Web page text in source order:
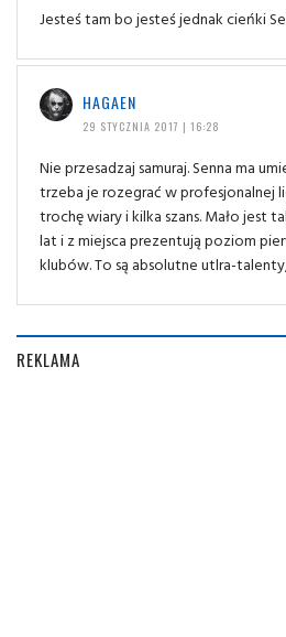
Jesteś tam bo jesteś jednak cieńki
HAGAEN
29 STYCZNIA 2017 | 16:28
Nie przesadzaj samuraj. Senna ma
trzeba je rozegrać w profesjonalnej
trochę wiary i kilka szans. Mało jest
lat i z miejsca prezentują poziom
klubów. To są absolutne utlra-
REKLAMA